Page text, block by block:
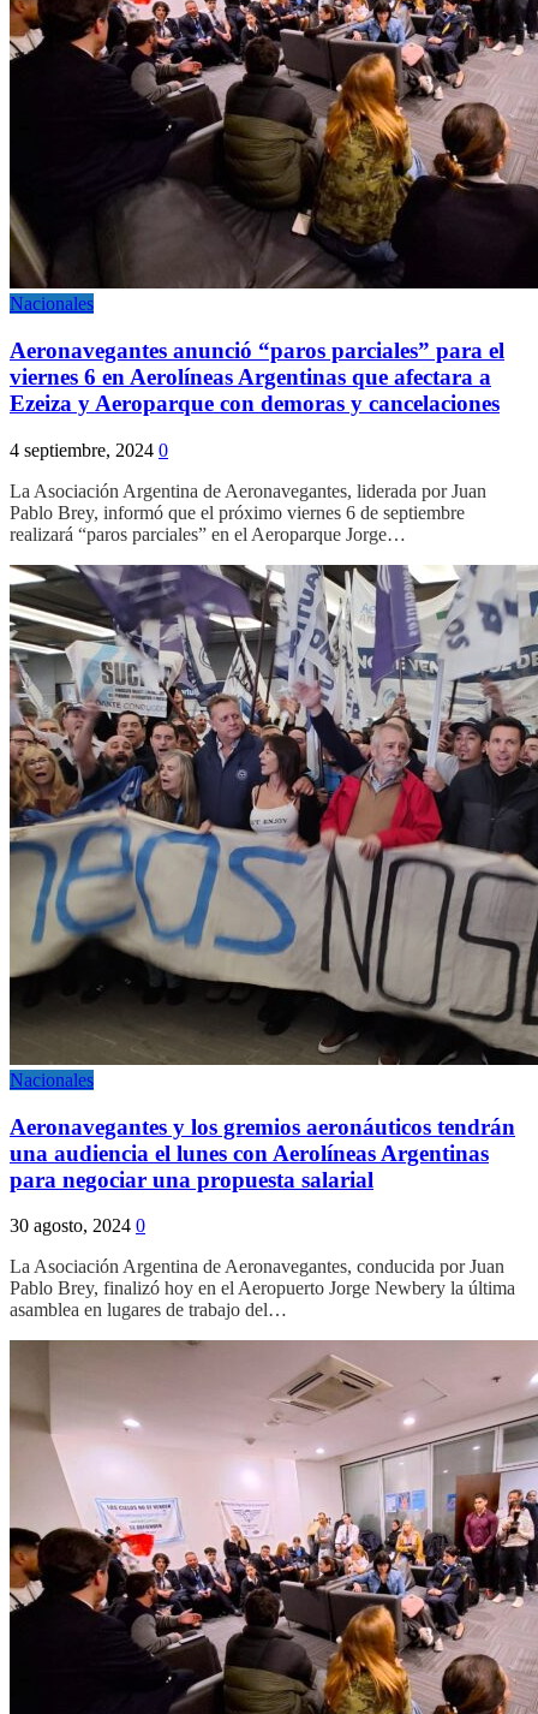
Nacionales
Aeronavegantes anunció “paros parciales” para el
viernes 6 en Aerolíneas Argentinas que afectara a
Ezeiza y Aeroparque con demoras y cancelaciones
4 septiembre, 2024 0
La Asociación Argentina de Aeronavegantes, liderada por Juan
Pablo Brey, informó que el próximo viernes 6 de septiembre
realizará “paros parciales” en el Aeroparque Jorge…
Nacionales
Aeronavegantes y los gremios aeronáuticos tendrán
una audiencia el lunes con Aerolíneas Argentinas
para negociar una propuesta salarial
30 agosto, 2024 0
La Asociación Argentina de Aeronavegantes, conducida por Juan
Pablo Brey, finalizó hoy en el Aeropuerto Jorge Newbery la última
asamblea en lugares de trabajo del…